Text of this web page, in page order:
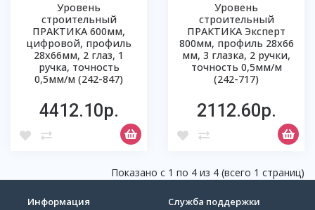
Уровень
строительный
ПРАКТИКА 600мм,
цифровой, профиль
28х66мм, 2 глаз, 1
ручка, точность
0,5мм/м (242-847)
4412.10р.
Уровень
строительный
ПРАКТИКА Эксперт
800мм, профиль 28х66
мм, 3 глазка, 2 ручки,
точность 0,5мм/м
(242-717)
2112.60р.
Показано с 1 по 4 из 4 (всего 1 страниц)
Информация Служба поддержки